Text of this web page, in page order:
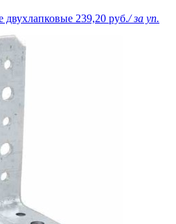
двухлапковые 239,20 руб./ за уп.